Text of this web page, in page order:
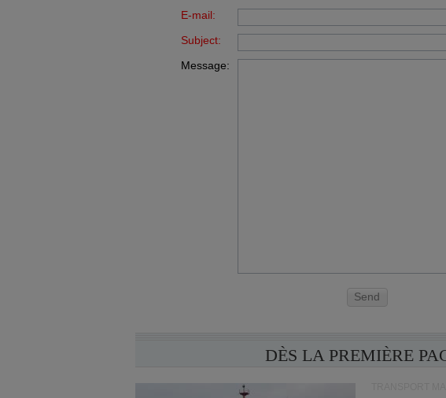
E-mail:
Subject:
Message:
Send
DÈS LA PREMIÈRE